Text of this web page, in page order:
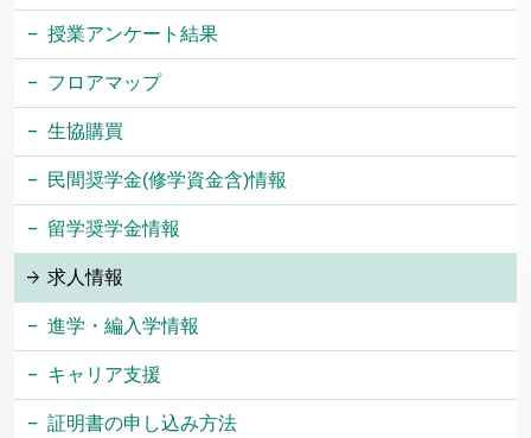
授業アンケート結果
フロアマップ
生協購買
民間奨学金(修学資金含)情報
留学奨学金情報
求人情報
進学・編入学情報
キャリア支援
証明書の申し込み方法